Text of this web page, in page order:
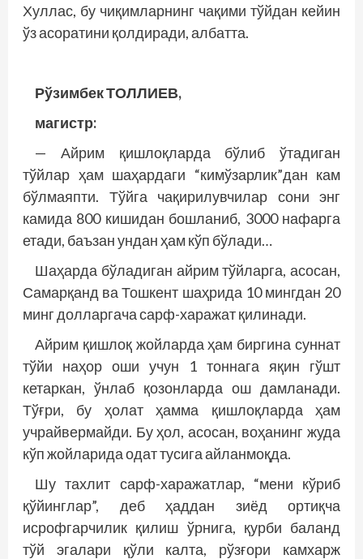
Хуллас, бу чиқимларнинг чақими тўйдан кейин
ўз асоратини қолдиради, албатта.
Рўзимбек ТОЛЛИЕВ,
магистр:
— Айрим қишлоқларда бўлиб ўтадиган
тўйлар ҳам шаҳардаги “кимўзарлик”дан кам
бўлмаяпти. Тўйга чақирилувчилар сони энг
камида 800 кишидан бошланиб, 3000 нафарга
етади, баъзан ундан ҳам кўп бўлади…
Шаҳарда бўладиган айрим тўйларга, асосан,
Самарқанд ва Тошкент шаҳрида 10 мингдан 20
минг долларгача сарф-харажат қилинади.
Айрим қишлоқ жойларда ҳам биргина суннат
тўйи наҳор оши учун 1 тоннага яқин гўшт
кетаркан, ўнлаб қозонларда ош дамланади.
Тўғри, бу ҳолат ҳамма қишлоқларда ҳам
учрайвермайди. Бу ҳол, асосан, воҳанинг жуда
кўп жойларида одат тусига айланмоқда.
Шу тахлит сарф-харажатлар, “мени кўриб
қўйинглар”, деб ҳаддан зиёд ортиқча
исрофгарчилик қилиш ўрнига, қурби баланд
тўй эгалари қўли калта, рўзғори камхарж